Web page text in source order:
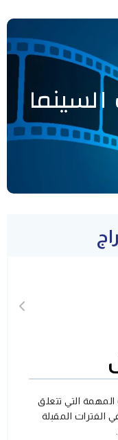
التي تتعلق
الفترات المقبلة